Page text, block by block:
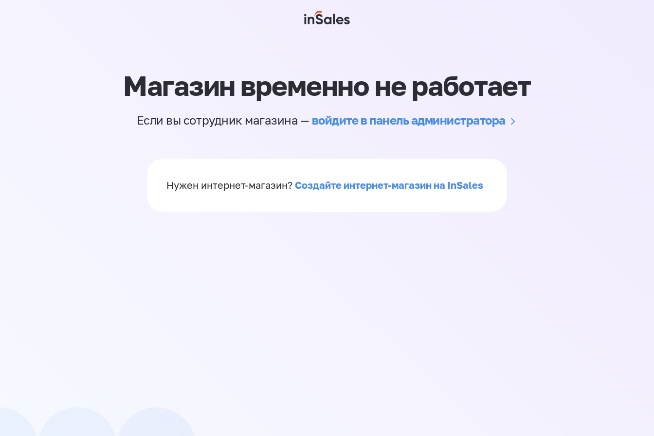
Магазин временно не работает
Если вы сотрудник магазина — войдите в панель администратора
Нужен интернет-магазин? Создайте интернет-магазин на InSales